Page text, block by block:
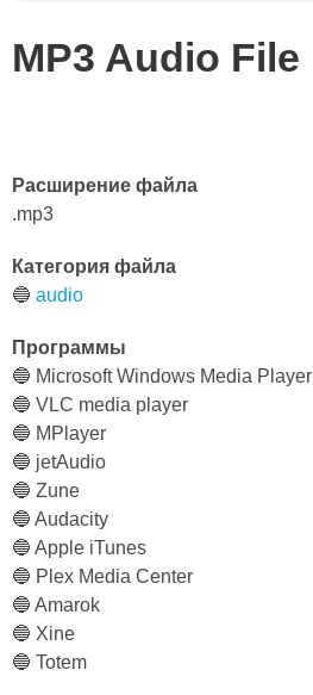
MP3 Audio File
Расширение файла
.mp3
Категория файла
🔵 audio
Программы
🔵 Microsoft Windows Media Player
🔵 VLC media player
🔵 MPlayer
🔵 jetAudio
🔵 Zune
🔵 Audacity
🔵 Apple iTunes
🔵 Plex Media Center
🔵 Amarok
🔵 Xine
🔵 Totem